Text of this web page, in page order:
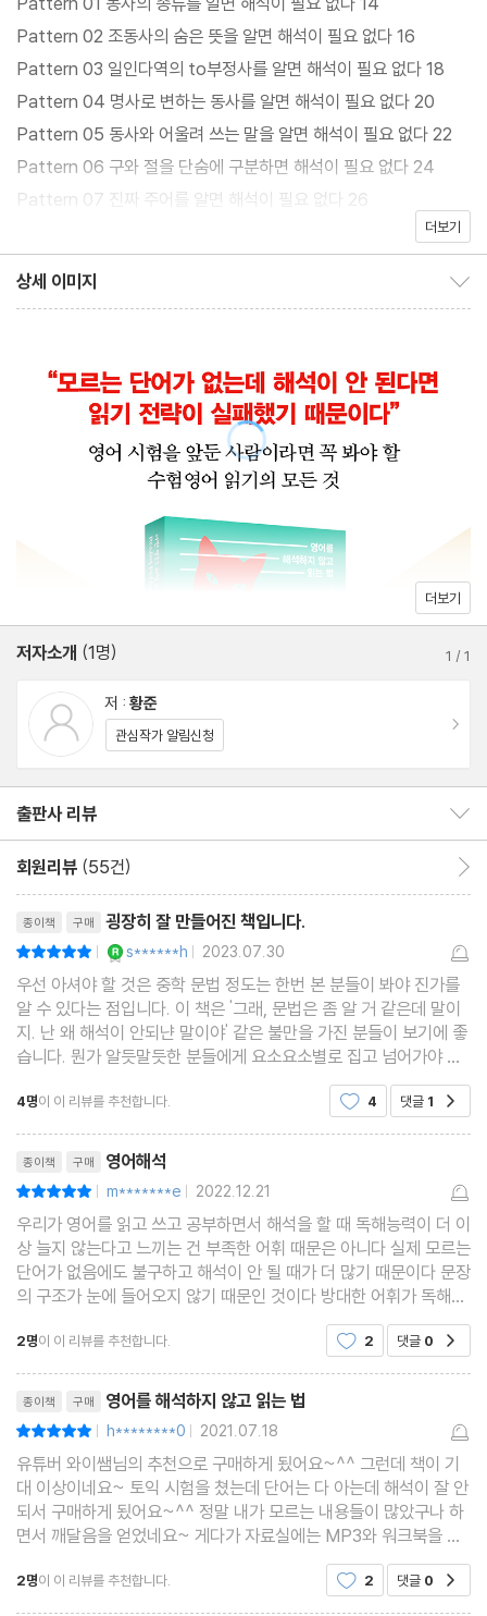
것이냐가 무엇보다 중요할 터. 저자는 영어교육 현장의 일선이라고
해도 과언이 아닌 수험영어 콘텐츠 개발 분야에 십수 년간 몸담으면
서 광범위한 데이터를 수집하고 분석해 그 어떤 영문도 피해갈 수 없
는 120가지 문법 규칙을 유형화했다. 영문을 보자마자 복잡하게 얽
힌 문법 규칙들을 즉각 파악할 수 있는 순발력이 곧 영어 실력이라는
경험칙에 따라 공들여 추린 120개 패턴과 다양한 수험영어 지문에
가장 근접한 영문을 함께 반복적으로 읽다 보면 영문의 모든 문장 구
조가 저절로 머릿속에 새겨질 것이다. 모국어로 뜻을 옮기는 ‘해석’
단계를 넘어 영문의 맥락을 단숨에 파악하는 ‘읽기’ 단계에 도달한
Pattern 02 조동사의 숨은 뜻을 알면 해석이 필요 없다 16
Pattern 03 일인다역의 to부정사를 알면 해석이 필요 없다 18
Pattern 04 명사로 변하는 동사를 알면 해석이 필요 없다 20
Pattern 05 동사와 어울려 쓰는 말을 알면 해석이 필요 없다 22
Pattern 06 구와 절을 단숨에 구분하면 해석이 필요 없다 24
Pattern 07 진짜 주어를 알면 해석이 필요 없다 26
Pattern 08 예외적인 형용사 자리를 알면 해석이 필요 없다 28
Pattern 10 목적어가 숨은 관계대명사를 알면 해석이 필요 없다 3
Pattern 12 소유자가 사물인 관계대명사를 알면 해석이 필요 없다
Pattern 13 사라진 관계대명사를 찾으면 해석이 필요 없다 38
Pattern 14 ‘완료’가 아닌 ‘현재’에 주목하면 해석이 필요 없다 40
Pattern 15 such가 앞선 부사절을 알면 해석이 필요 없다 42
Pattern 16 so가 앞선 부사절을 알면 해석이 필요 없다 44
Pattern 17 순차 해석하는 관계대명사를 알면 해석이 필요 없다 4
6
Pattern 18 성격이 바뀌는 동사를 알면 해석이 필요 없다 48
Pattern 19 사소해 보이는 a를 찾으면 해석이 필요 없다 50
Pattern 20 부사로 변하는 명사를 알면 해석이 필요 없다 52
Pattern 21 과거의 일을 구별할 줄 알면 해석이 필요 없다 54
Pattern 22 목적어 앞뒤에 동사가 보이면 해석이 필요 없다 56
Pattern 25 명사로 변하는 형용사를 알면 해석이 필요 없다 62
Pattern 26 주어 뒤에 등장하는 강조어를 알면 해석이 필요 없다
64
Pattern 27 우열을 가리는 표현을 알면 해석이 필요 없다 66
Pattern 28 생략된 비교 표현을 알면 해석이 필요 없다 68
Pattern 29 변화무쌍한 비교 대상을 알면 해석이 필요 없다 70
Pattern 30 같은 듯 다른 관용구를 알면 해석이 필요 없다 72
Pattern 32 선행사를 품은 what을 알면 해석이 필요 없다 76
Pattern 33 막연한 주어를 알면 해석이 필요 없다 78
Pattern 34 수식어구가 숨은 관계부사를 알면 해석이 필요 없다 8
0
Pattern 35 순차 해석하는 관계부사를 알면 해석이 필요 없다 82
Pattern 36 사라진 주어와 be동사를 찾으면 해석이 필요 없다 84
Pattern 37 닮은꼴을 나란히 잇는 말을 알면 해석이 필요 없다 86
Pattern 38 군더더기를 뺀 관계부사를 알면 해석이 필요 없다 88
Pattern 39 의지가 담긴 미래 표현을 알면 해석이 필요 없다 90
Pattern 40 단순한 비교 대상이 보이면 해석이 필요 없다 92
Review 01~40 94
Pattern 41 나란히 쓴 전치사를 알면 해석이 필요 없다 102
Pattern 42 비교급을 벗어난 than을 알면 해석이 필요 없다 104
더보기
상세 이미지
더보기
저자소개 (1명) 1 /1
저 : 황준
관심작가 알림신청
출판사 리뷰
회원리뷰 (55건)
종이책 구매 굉장히 잘 만들어진 책입니다.
| s******h | 2023.07.30
우선 아셔야 할 것은 중학 문법 정도는 한번 본 분들이 봐야 진가를
알 수 있다는 점입니다. 이 책은 '그래, 문법은 좀 알 거 같은데 말이
지. 난 왜 해석이 안되냔 말이야' 같은 불만을 가진 분들이 보기에 좋
습니다. 뭔가 알듯말듯한 분들에게 요소요소별로 집고 넘어가야 할
내용들을 총정리해서 제시하는 책입니다. 그렇다고 기존 문법서의
내용과 전혀 다른 길을 가고 있느냐 하면
4명이 이 리뷰를 추천합니다. 4 댓글 1
종이책 구매 영어해석
| m*******e | 2022.12.21
우리가 영어를 읽고 쓰고 공부하면서 해석을 할 때 독해능력이 더 이
상 늘지 않는다고 느끼는 건 부족한 어휘 때문은 아니다 실제 모르는
단어가 없음에도 불구하고 해석이 안 될 때가 더 많기 때문이다 문장
의 구조가 눈에 들어오지 않기 때문인 것이다 방대한 어휘가 독해의
토대는 분명하지만 영어 학습에서 어휘나 문법의 순위를 따지는 건
닭이냐, 달걀이냐를 묻는 것이나 다름없다
2명이 이 리뷰를 추천합니다. 2 댓글 0
종이책 구매 영어를 해석하지 않고 읽는 법
| h********0 | 2021.07.18
유튜버 와이쌤님의 추천으로 구매하게 됬어요~^^ 그런데 책이 기
대 이상이네요~ 토익 시험을 쳤는데 단어는 다 아는데 해석이 잘 안
되서 구매하게 됬어요~^^ 정말 내가 모르는 내용들이 많았구나 하
면서 깨달음을 얻었네요~ 게다가 자료실에는 MP3와 워크북을 다
천합니다~
2명이 이 리뷰를 추천합니다. 2 댓글 0